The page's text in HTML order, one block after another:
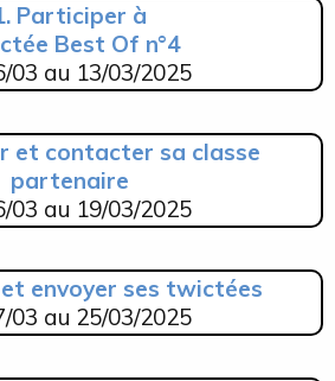
Participer à
Best Of n°4
03 au 13/03/2025
et contacter sa classe
partenaire
03 au 19/03/2025
envoyer ses twictées
03 au 25/03/2025